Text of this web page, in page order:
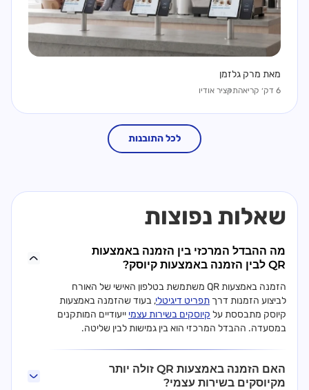
מאת מרק גלזמן
6 דק׳ קריאה תקציר אודיו
לכל התובנות
שאלות נפוצות
מה ההבדל המרכזי בין הזמנה באמצעות
QR לבין הזמנה באמצעות קיוסק?
הזמנה באמצעות QR משתמשת בטלפון האישי של האורח
לביצוע הזמנות דרך תפריט דיגיטלי, בעוד שהזמנה באמצעות
קיוסק מתבססת על קיוסקים בשירות עצמי ייעודיים המותקנים
במסעדה. ההבדל המרכזי הוא בין גמישות לבין שליטה.
האם הזמנה באמצעות QR זולה יותר
מקיוסקים בשירות עצמי?